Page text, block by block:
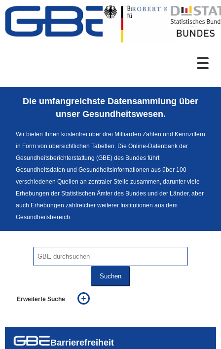
Zum Inhalt
Sprachumschaltung
Die umfangreichste Datensammlung über
unser Gesundheitswesen.
Wir bieten Ihnen kostenfrei über drei Milliarden Zahlen und Kennziffern
in Form von übersichtlichen Tabellen. Die Online-Datenbank der
Gesundheitsberichterstattung (GBE) des Bundes führt
Gesundheitsdaten und Gesundheitsinformationen aus über 100
verschiedenen Quellen an zentraler Stelle zusammen, darunter viele
Erhebungen der Statistischen Ämter des Bundes und der Länder, aber
auch Erhebungen zahlreicher weiterer Institutionen aus dem
Gesundheitsbereich.
Suchen
Erweiterte Suche
auch in allen Texten suchen (Volltextsuche)
Barrierefreiheit